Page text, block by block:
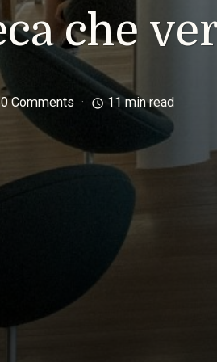
che
0 Comments access_time 11 min read